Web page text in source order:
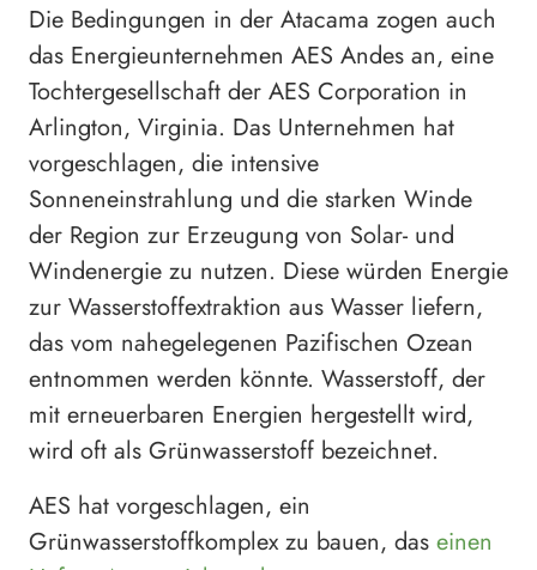
Die Bedingungen in der Atacama zogen auch
das Energieunternehmen AES Andes an, eine
Tochtergesellschaft der AES Corporation in
Arlington, Virginia. Das Unternehmen hat
vorgeschlagen, die intensive
Sonneneinstrahlung und die starken Winde
der Region zur Erzeugung von Solar- und
Windenergie zu nutzen. Diese würden Energie
zur Wasserstoffextraktion aus Wasser liefern,
das vom nahegelegenen Pazifischen Ozean
entnommen werden könnte. Wasserstoff, der
mit erneuerbaren Energien hergestellt wird,
wird oft als Grünwasserstoff bezeichnet.
AES hat vorgeschlagen, ein
Grünwasserstoffkomplex zu bauen, das einen